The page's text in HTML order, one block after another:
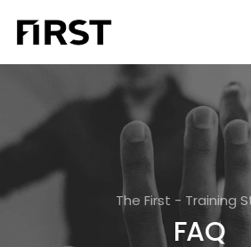
The First - Training
FAQ